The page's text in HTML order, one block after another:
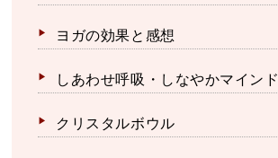
ヨガの効果と感想
しあわせ呼吸・しなやかマインド
クリスタルボウル